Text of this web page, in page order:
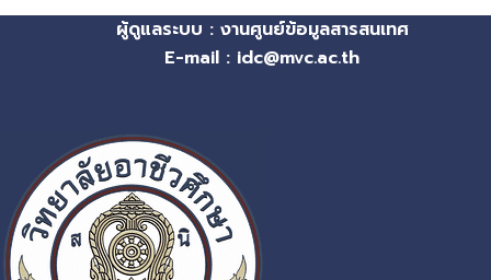
ผู้ดูแลระบบ : งานศูนย์ข้อมูลสารสนเทศ
E-mail : idc@mvc.ac.th